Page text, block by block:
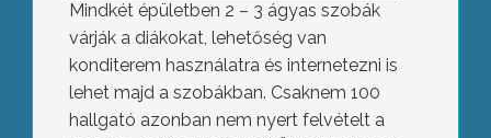
Mindkét épületben 2 – 3 ágyas szobák
várják a diákokat, lehetőség van
konditerem használatra és internetezni is
lehet majd a szobákban. Csaknem 100
hallgató azonban nem nyert felvételt a